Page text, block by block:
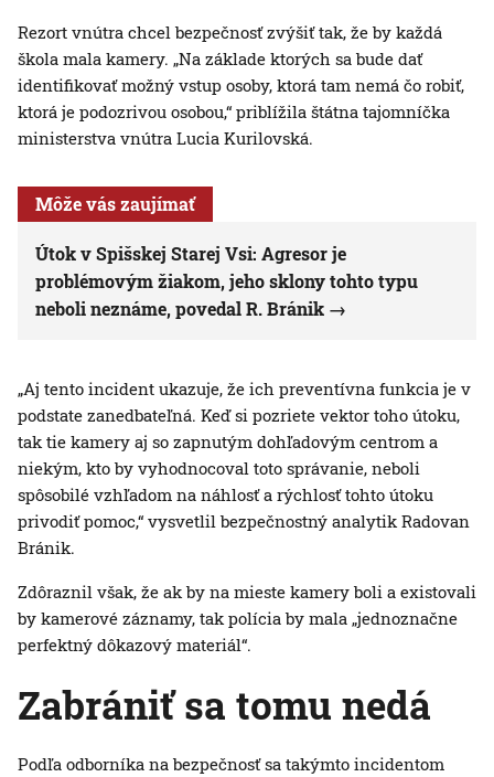
Rezort vnútra chcel bezpečnosť zvýšiť tak, že by každá
škola mala kamery. „Na základe ktorých sa bude dať
identifikovať možný vstup osoby, ktorá tam nemá čo robiť,
ktorá je podozrivou osobou,“ priblížila štátna tajomníčka
ministerstva vnútra Lucia Kurilovská.
Môže vás zaujímať
Útok v Spišskej Starej Vsi: Agresor je
problémovým žiakom, jeho sklony tohto typu
neboli neznáme, povedal R. Bránik
„Aj tento incident ukazuje, že ich preventívna funkcia je v
podstate zanedbateľná. Keď si pozriete vektor toho útoku,
tak tie kamery aj so zapnutým dohľadovým centrom a
niekým, kto by vyhodnocoval toto správanie, neboli
spôsobilé vzhľadom na náhlosť a rýchlosť tohto útoku
privodiť pomoc,“ vysvetlil bezpečnostný analytik Radovan
Bránik.
Zdôraznil však, že ak by na mieste kamery boli a existovali
by kamerové záznamy, tak polícia by mala „jednoznačne
perfektný dôkazový materiál“.
Zabrániť sa tomu nedá
Podľa odborníka na bezpečnosť sa takýmto incidentom